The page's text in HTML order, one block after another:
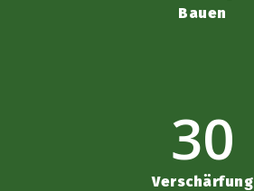
Bauen
30
Verschärfung